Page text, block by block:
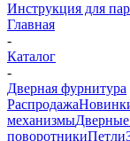
Инструкция для
Главная
-
Каталог
-
Дверная фурнитура
Распродажа
механизмы
поворотникиПетли